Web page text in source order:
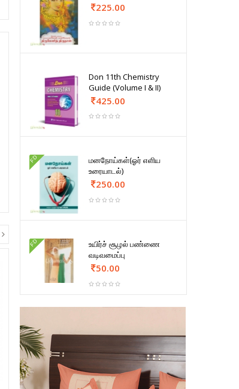
225.00
Don 11th Chemistry
Guide (Volume I & II)
425.00
FD
மனநோய்கள்(ஓர் எளிய
உரையாடல்)
250.00
FD
உயிர்ச் சூழல் பண்ணை
வடிவமைப்பு
50.00